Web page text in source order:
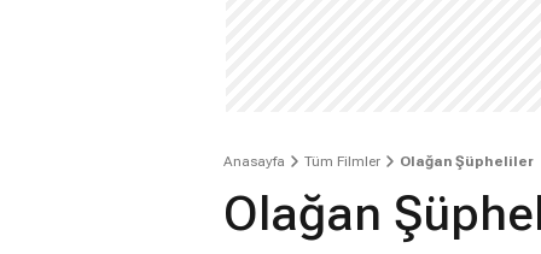
Anasayfa Tüm Filmler Olağan Şüpheliler
Olağan